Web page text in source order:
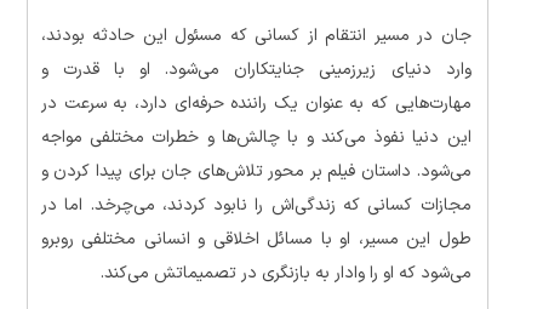
جان در مسیر انتقام از کسانی که مسئول این حادثه بودند،
وارد دنیای زیرزمینی جنایتکاران می‌شود. او با قدرت و
مهارت‌هایی که به عنوان یک راننده حرفه‌ای دارد، به سرعت در
این دنیا نفوذ می‌کند و با چالش‌ها و خطرات مختلفی مواجه
می‌شود. داستان فیلم بر محور تلاش‌های جان برای پیدا کردن و
مجازات کسانی که زندگی‌اش را نابود کردند، می‌چرخد. اما در
طول این مسیر، او با مسائل اخلاقی و انسانی مختلفی روبرو
می‌شود که او را وادار به بازنگری در تصمیماتش می‌کند.